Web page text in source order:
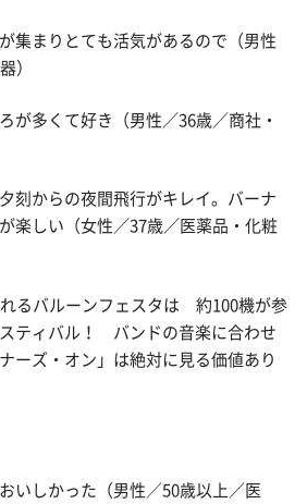
集まりとても活気があるので（男性
）
が多くて好き（男性／36歳／商社・
刻からの夜間飛行がキレイ。バーナ
楽しい（女性／37歳／医薬品・化粧
るバルーンフェスタは 約100機が参
ティバル！ バンドの音楽に合わせ
ーズ・オン」は絶対に見る価値あり
いしかった（男性／50歳以上／医